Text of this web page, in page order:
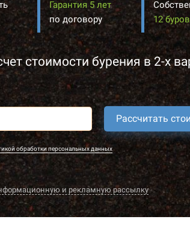
12
Гарантия 5 лет
по договору
Рассчитать
обработки персональных данных
и рекламную рассылку
стоимости бурения в 2-х